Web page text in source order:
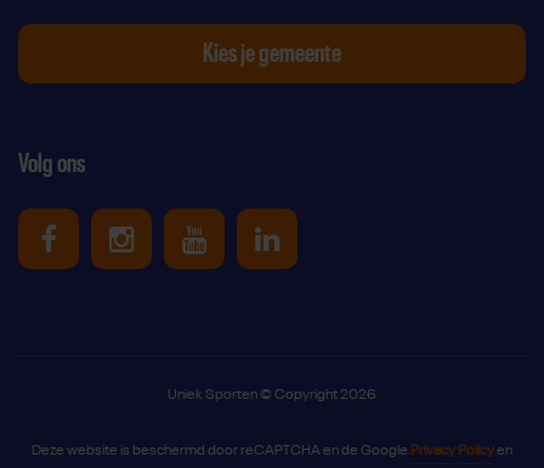
Volg ons
Uniek Sporten op Facebook
Uniek Sporten op Instagram
Uniek Sporten op Youtube
Uniek Sporten op
Kies je gemeente
Uniek Sporten © Copyright 2026
Deze website is beschermd door reCAPTCHA en de Google Privacy Policyen